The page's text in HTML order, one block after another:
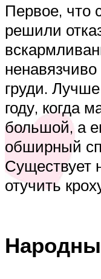
Первое, что
решили
груди.
году, когда
большой, а
обширный
Существует
отучить